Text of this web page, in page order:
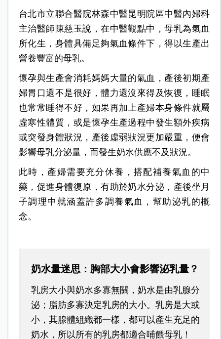
台北市立聯合醫院林森中醫昆明院區中醫內婦科
主治醫師陳慈玉說，在中醫觀點中，母乳為氣血
所化生，身體具備足夠氣血條件下，得以生產出
營養豐富的母乳。
懷孕與生產會消耗媽媽大量的氣血，產後初期產
婦胃口還不是很好，體力還沒來得及恢復，睡眠
也常常睡得不好，如果再加上產婦本身條件就屬
虛寒性體質，或是懷孕生產過程中發生額外疾病
或突發身體狀況，產後虛弱狀況更加嚴重，便會
影響母乳分泌量，而發生奶水供應不及狀況。
此時，產婦需要充分休養，搭配補養氣血的中
藥，促進身體復原，有助於奶水分泌，產後坐月
子調理中就涵蓋許多調養氣血，幫助泌乳的概
念。
奶水量迷思：胸部大小會影響泌乳量？
乳房大小與奶水多寡無關，奶水是由乳腺分
泌；脂肪多寡決定乳房的大小。乳房是大或
小，其腺體組織都一樣，都可以產生充足的
奶水，所以所有的乳房都適合哺餵母乳！